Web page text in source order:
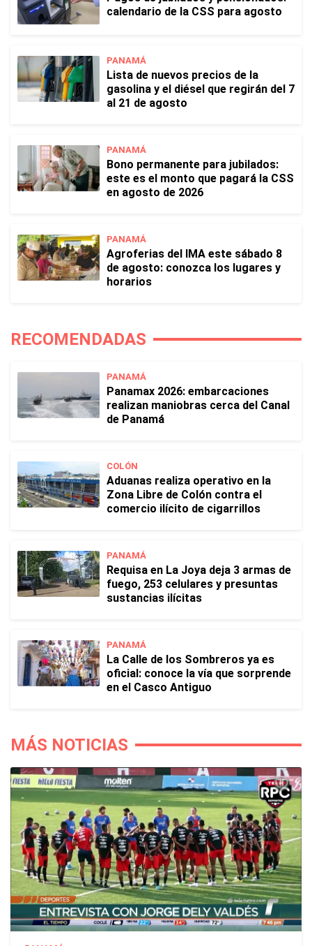
calendario de la CSS para agosto
PANAMÁ
Lista de nuevos precios de la
gasolina y el diésel que regirán del 7
al 21 de agosto
PANAMÁ
Bono permanente para jubilados:
este es el monto que pagará la CSS
en agosto de 2026
PANAMÁ
Agroferias del IMA este sábado 8
de agosto: conozca los lugares y
horarios
RECOMENDADAS
PANAMÁ
Panamax 2026: embarcaciones
realizan maniobras cerca del Canal
de Panamá
COLÓN
Aduanas realiza operativo en la
Zona Libre de Colón contra el
comercio ilícito de cigarrillos
PANAMÁ
Requisa en La Joya deja 3 armas de
fuego, 253 celulares y presuntas
sustancias ilícitas
PANAMÁ
La Calle de los Sombreros ya es
oficial: conoce la vía que sorprende
en el Casco Antiguo
MÁS NOTICIAS